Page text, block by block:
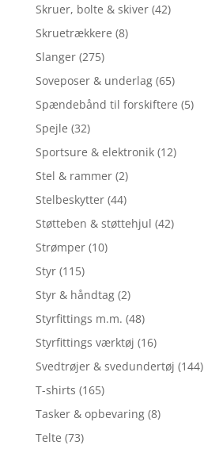
Skruer, bolte & skiver (42)
Skruetrækkere (8)
Slanger (275)
Soveposer & underlag (65)
Spændebånd til forskiftere (5)
Spejle (32)
Sportsure & elektronik (12)
Stel & rammer (2)
Stelbeskytter (44)
Støtteben & støttehjul (42)
Strømper (10)
Styr (115)
Styr & håndtag (2)
Styrfittings m.m. (48)
Styrfittings værktøj (16)
Svedtrøjer & svedundertøj (144)
T-shirts (165)
Tasker & opbevaring (8)
Telte (73)